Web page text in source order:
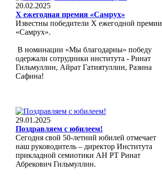
20.02.2025
Х ежегодная премия «Самрух»
Известны победители Х ежегодной премии
«Самрух».
В номинации «Мы благодарны» победу
одержали сотрудники института - Ринат
Гильмуллин, Айрат Гатиятуллин, Разина
Сафина!
29.01.2025
Поздравляем с юбилеем!
Сегодня свой 50-летний юбилей отмечает
наш руководитель – директор Института
прикладной семиотики АН РТ Ринат
Абрекович Гильмуллин.